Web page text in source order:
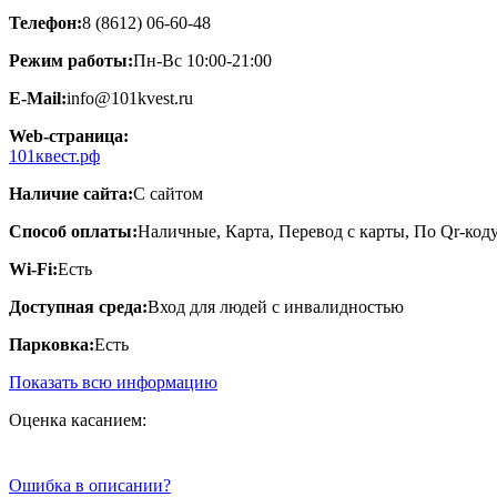
Телефон:8 (8612) 06-60-48
Режим работы:Пн-Вс 10:00-21:00
E-Mail:info@101kvest.ru
Web-страница:
101квест.рф
Наличие сайта:С сайтом
Способ оплаты:Наличные, Карта, Перевод с карты, По Qr-
Wi-Fi:Есть
Доступная среда:Вход для людей с инвалидностью
Парковка:Есть
Показать всю информацию
Оценка касанием:
Ошибка в описании?